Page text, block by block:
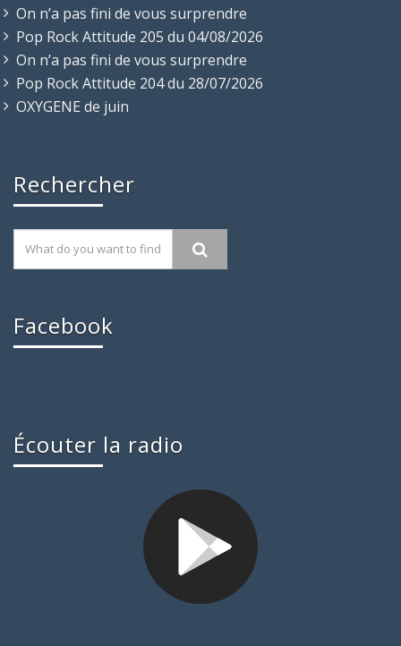
On n’a pas fini de vous surprendre
Pop Rock Attitude 205 du 04/08/2026
On n’a pas fini de vous surprendre
Pop Rock Attitude 204 du 28/07/2026
OXYGENE de juin
Rechercher
Facebook
Écouter la radio